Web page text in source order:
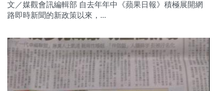
文／媒觀會訊編輯部 自去年年中《蘋果日報》積極展開網
路即時新聞的新政策以來，...